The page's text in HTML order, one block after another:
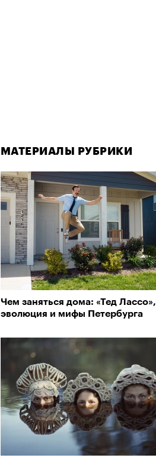
МАТЕРИАЛЫ РУБРИКИ
Чем заняться дома: «Тед Лассо»,
эволюция и мифы Петербурга